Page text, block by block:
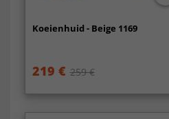
Koeienhuid - Beige 1169
219 € 259 €